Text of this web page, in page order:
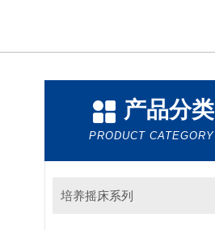
产品分类
PRODUCT CATEGORY
培养摇床系列